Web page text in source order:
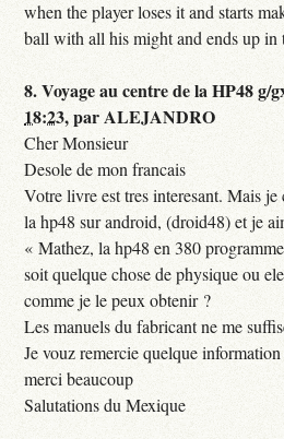
when the player loses it and starts
ball with all his might and ends up in
8.Voyage au centre de la HP48 g/
18:23,parALEJANDRO
Cher Monsieur
Desole de mon francais
Votre livre est tres interesant. Mais
la hp48 sur android, (droid48) et je
« Mathez, la hp48 en 380
soit quelque chose de physique ou
comme je le peux obtenir ?
Les manuels du fabricant ne me
Je vouz remercie quelque
merci beaucoup
Salutations du Mexique